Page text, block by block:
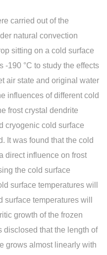
carried out of the
natural convection
sitting on a cold surface
-190 °C to study the effects
air state and original water
influences of different cold
frost crystal dendrite
cryogenic cold surface
It was found that the cold
direct influence on frost
the cold surface
surface temperatures will
temperatures will
growth of the frozen
disclosed that the length of
grows almost linearly with